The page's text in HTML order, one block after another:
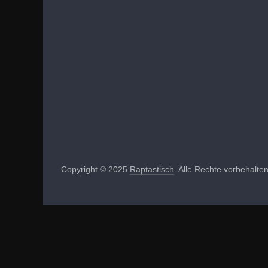
Copyright © 2025 Raptastisch. Alle Rechte